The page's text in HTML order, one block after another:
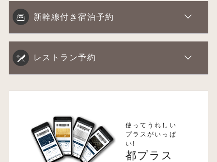
新幹線付き宿泊予約
レストラン予約
使ってうれしい
プラスがいっぱ
い!
都プラス